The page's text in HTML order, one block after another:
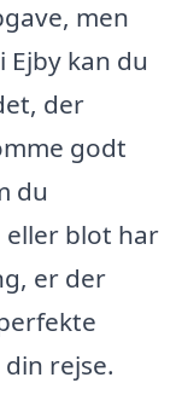
men
kan du
der
godt
du
blot har
er der
rejse.